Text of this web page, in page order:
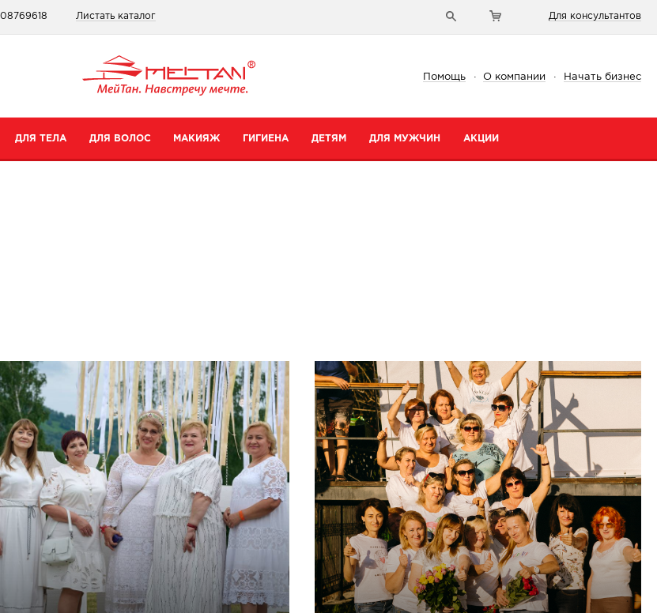
Листать каталог Для консультантов
Помощь · О компании · Начать бизнес
ДЛЯ ТЕЛА ДЛЯ ВОЛОС МАКИЯЖ ГИГИЕНА
Сопутствующие товары
Все товары в категории
ДЕТЯМ ДЛЯ МУЖЧИН АКЦИИ